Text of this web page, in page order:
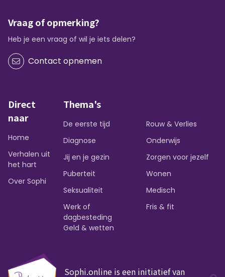
Vraag of opmerking?
Heb je een vraag of wil je iets delen?
Contact opnemen
Direct
naar
Home
Verhalen uit
het hart
Over Sophi
Thema's
De eerste tijd
Diagnose
Jij en je gezin
Puberteit
Seksualiteit
Werk of
dagbesteding
Rouw & Verlies
Onderwijs
Zorgen voor jezelf
Wonen
Medisch
Fris & fit
Geld & wetten
Sophi.online is een initiatief van